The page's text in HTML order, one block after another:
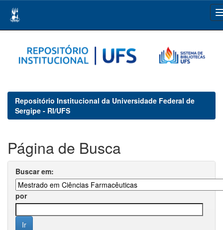
navigation
Repositório Institucional da Universidade Federal de
Sergipe - RI/UFS
Página de Busca
Buscar em:
por